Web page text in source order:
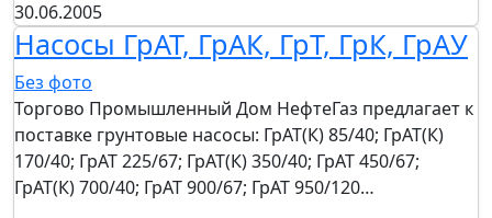
30.06.2005
Насосы ГрАТ, ГрАК, ГрТ, ГрК, ГрАУ
Без фото
Торгово Промышленный Дом НефтеГаз предлагает к
поставке грунтовые насосы: ГрАТ(К) 85/40; ГрАТ(К)
170/40; ГрАТ 225/67; ГрАТ(К) 350/40; ГрАТ 450/67;
ГрАТ(К) 700/40; ГрАТ 900/67; ГрАТ 950/120…